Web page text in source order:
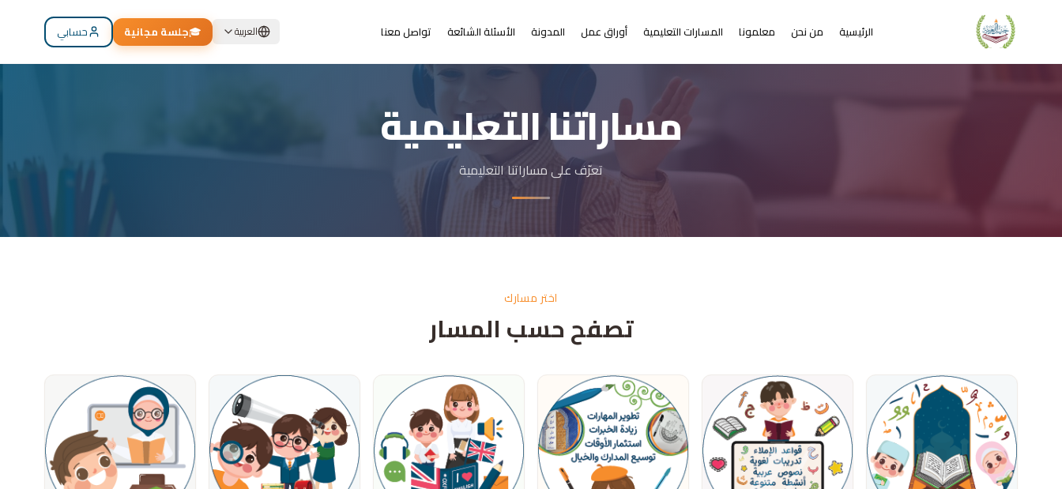
الرئيسية من نحن معلمونا المسارات التعليمية أوراق عمل المدونة الأسئلة الشائعة تواصل معنا العربية 🎓جلسة مجانية حسابي
مساراتنا التعليمية
تعرّف على مساراتنا التعليمية
اختر مسارك
تصفح حسب المسار